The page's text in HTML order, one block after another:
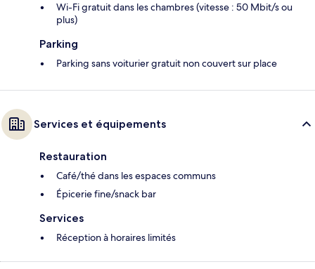
Wi-Fi gratuit dans les chambres (vitesse : 50 Mbit/s ou
plus)
Parking
Parking sans voiturier gratuit non couvert sur place
Services et équipements
Restauration
Café/thé dans les espaces communs
Épicerie fine/snack bar
Services
Réception à horaires limités